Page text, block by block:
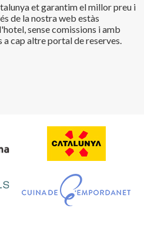
et garantim el millor preu i
de la nostra web estàs
sense comissions i amb
cap altre portal de reserves.